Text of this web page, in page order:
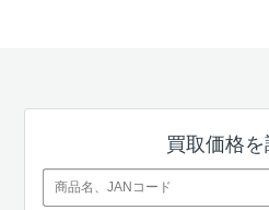
買取価格を